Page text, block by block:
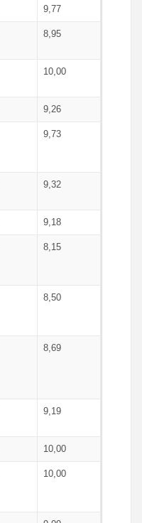
9,77
8,95
10,00
9,26
9,73
9,32
9,18
8,15
8,50
8,69
9,19
10,00
10,00